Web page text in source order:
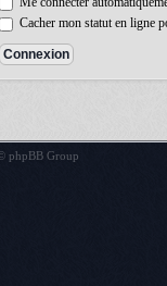
Cacher mon statut en ligne
phpBB Group